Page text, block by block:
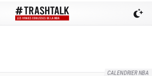
CALENDRIER NBA